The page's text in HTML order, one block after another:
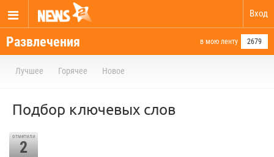
Вход
Развлечения в мою ленту 2679
Лучшее Горячее Новое
Подбор ключевых слов
отметили
2